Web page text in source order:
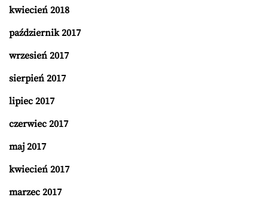
kwiecień 2018
październik 2017
wrzesień 2017
sierpień 2017
lipiec 2017
czerwiec 2017
maj 2017
kwiecień 2017
marzec 2017